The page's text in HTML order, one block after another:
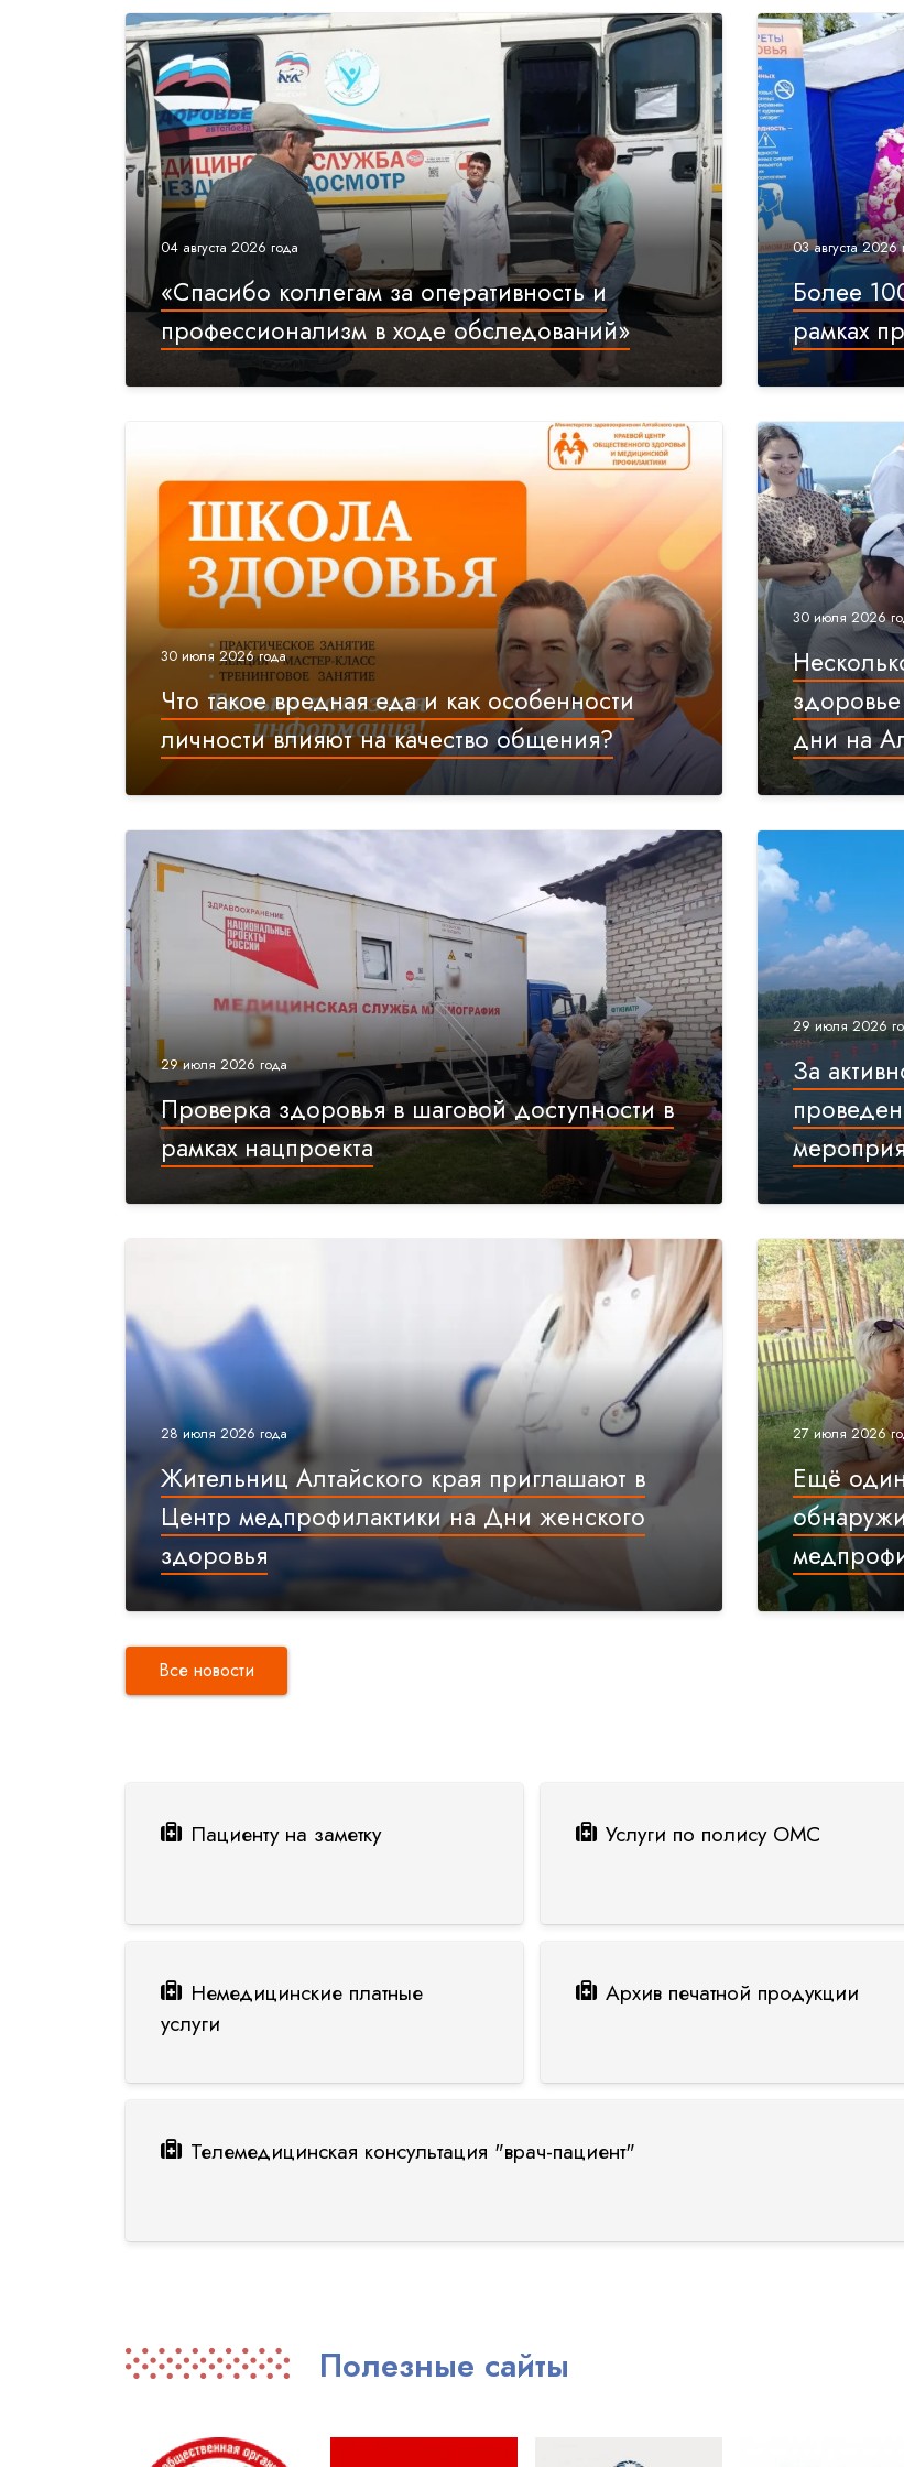
04 августа 2026 года
«Спасибо коллегам за оперативность и
профессионализм в ходе обследований»
03 августа 2026
Более
рамках
30 июля 2026 года
Что такое вредная еда и как особенности
личности влияют на качество общения?
30 июля 2026
дни на
29 июля 2026 года
Проверка здоровья в шаговой доступности в
рамках нацпроекта
29 июля 2026
За
28 июля 2026 года
Жительниц Алтайского края приглашают в
Центр медпрофилактики на Дни женского
здоровья
27 июля 2026
Ещё
Все новости
Пациенту на заметку Услуги по полису ОМС
Немедицинские платные
услуги
Архив печатной продукции
Телемедицинская консультация "врач-пациент"
Полезные сайты